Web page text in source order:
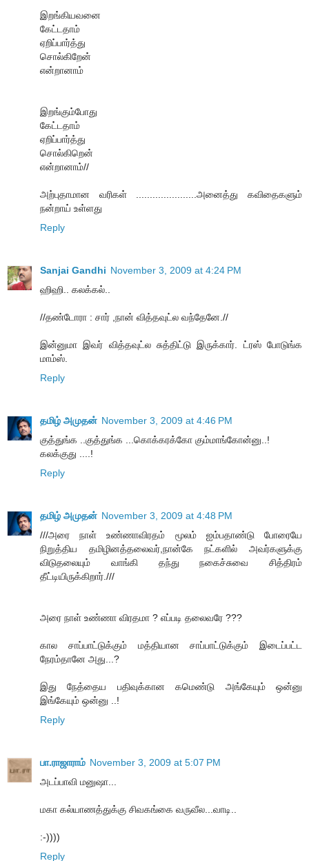
இறங்கியவனை
கேட்டதாம்
ஏறிப்பார்த்து
சொல்கிறேன்
என்றானாம்
இறங்கும்போது
கேட்டதாம்
ஏறிப்பார்த்து
சொல்கிறென்
என்றானாம்//
அற்புதாமான வரிகள் ......................அனைத்து கவிதைகளும்
நன்றாய் உள்ளது
Reply
Sanjai Gandhi November 3, 2009 at 4:24 PM
ஹிஹி.. கலக்கல்..
//தண்டோரா : சார் ,நான் வித்தவுட்ல வந்தேனே.//
இன்னுமா இவர் வித்தவுட்ல சுத்திட்டு இருக்கார். ட்ரஸ் போடுங்க
மாம்ஸ்.
Reply
தமிழ் அமுதன் November 3, 2009 at 4:46 PM
குத்துங்க ..குத்துங்க ...கொக்கரக்கோ கும்மாங்கோன்னு..!
கலக்குது ....!
Reply
தமிழ் அமுதன் November 3, 2009 at 4:48 PM
///அரை நாள் உண்ணாவிரதம் மூலம் ஐம்பதாண்டு போரையே
நிறுத்திய தமிழினத்தலைவர்,நான்கே நட்களில் அவர்களுக்கு
விடுதலையும் வாங்கி தந்து நகைச்சுவை சித்திரம்
தீட்டியிருக்கிறார்.///
அரை நாள் உண்ணா விரதமா ? எப்படி தலைவரே ???
கால சாப்பாட்டுக்கும் மத்தியான சாப்பாட்டுக்கும் இடைப்பட்ட
நேரம்தானே அது...?
இது நேத்தைய பதிவுக்கான கமெண்டு அங்கேயும் ஒன்னு
இங்கேயும் ஒன்னு ..!
Reply
பா.ராஜாராம் November 3, 2009 at 5:07 PM
அடப்பாவி மனுஷா...
மகா கல்யாணத்துக்கு சிவகங்கை வருவீல...வாடி..
:-))))
Reply